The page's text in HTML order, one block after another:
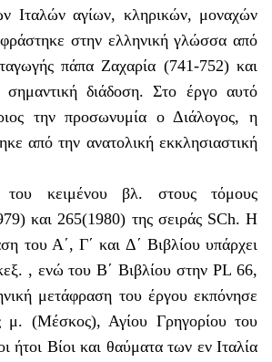
Ιταλών αγίων, κληρικών, μοναχών
στην ελληνική γλώσσα από
πάπα Ζαχαρία (741-752) και
σημαντική διάδοση. Στο έργο αυτό
την προσωνυμία ο Διάλογος, η
από την ανατολική εκκλησιαστική
του κειμένου βλ. στους τόμους
και 265(1980) της σειράς SCh. Η
του Α΄, Γ΄ και Δ΄ Βιβλίου υπάρχει
, ενώ του Β΄ Βιβλίου στην PL 66,
μετάφραση του έργου εκπόνησε
μ. (Μέσκος), Αγίου Γρηγορίου του
ήτοι Βίοι και θαύματα των εν Ιταλία